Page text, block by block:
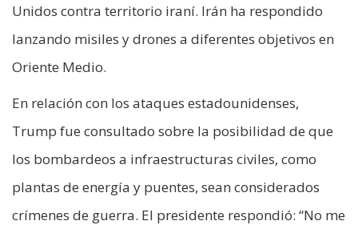
Unidos contra territorio iraní. Irán ha respondido
lanzando misiles y drones a diferentes objetivos en
Oriente Medio.
En relación con los ataques estadounidenses,
Trump fue consultado sobre la posibilidad de que
los bombardeos a infraestructuras civiles, como
plantas de energía y puentes, sean considerados
crímenes de guerra. El presidente respondió: “No me